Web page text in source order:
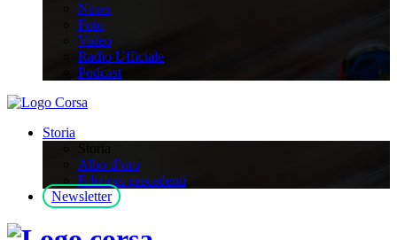
News
Foto
Video
Radio Ufficiale
Podcast
Storia
Albo d’oro
Edizioni precedenti
Newsletter